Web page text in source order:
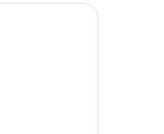
保險箱、書桌、筆電工作空間